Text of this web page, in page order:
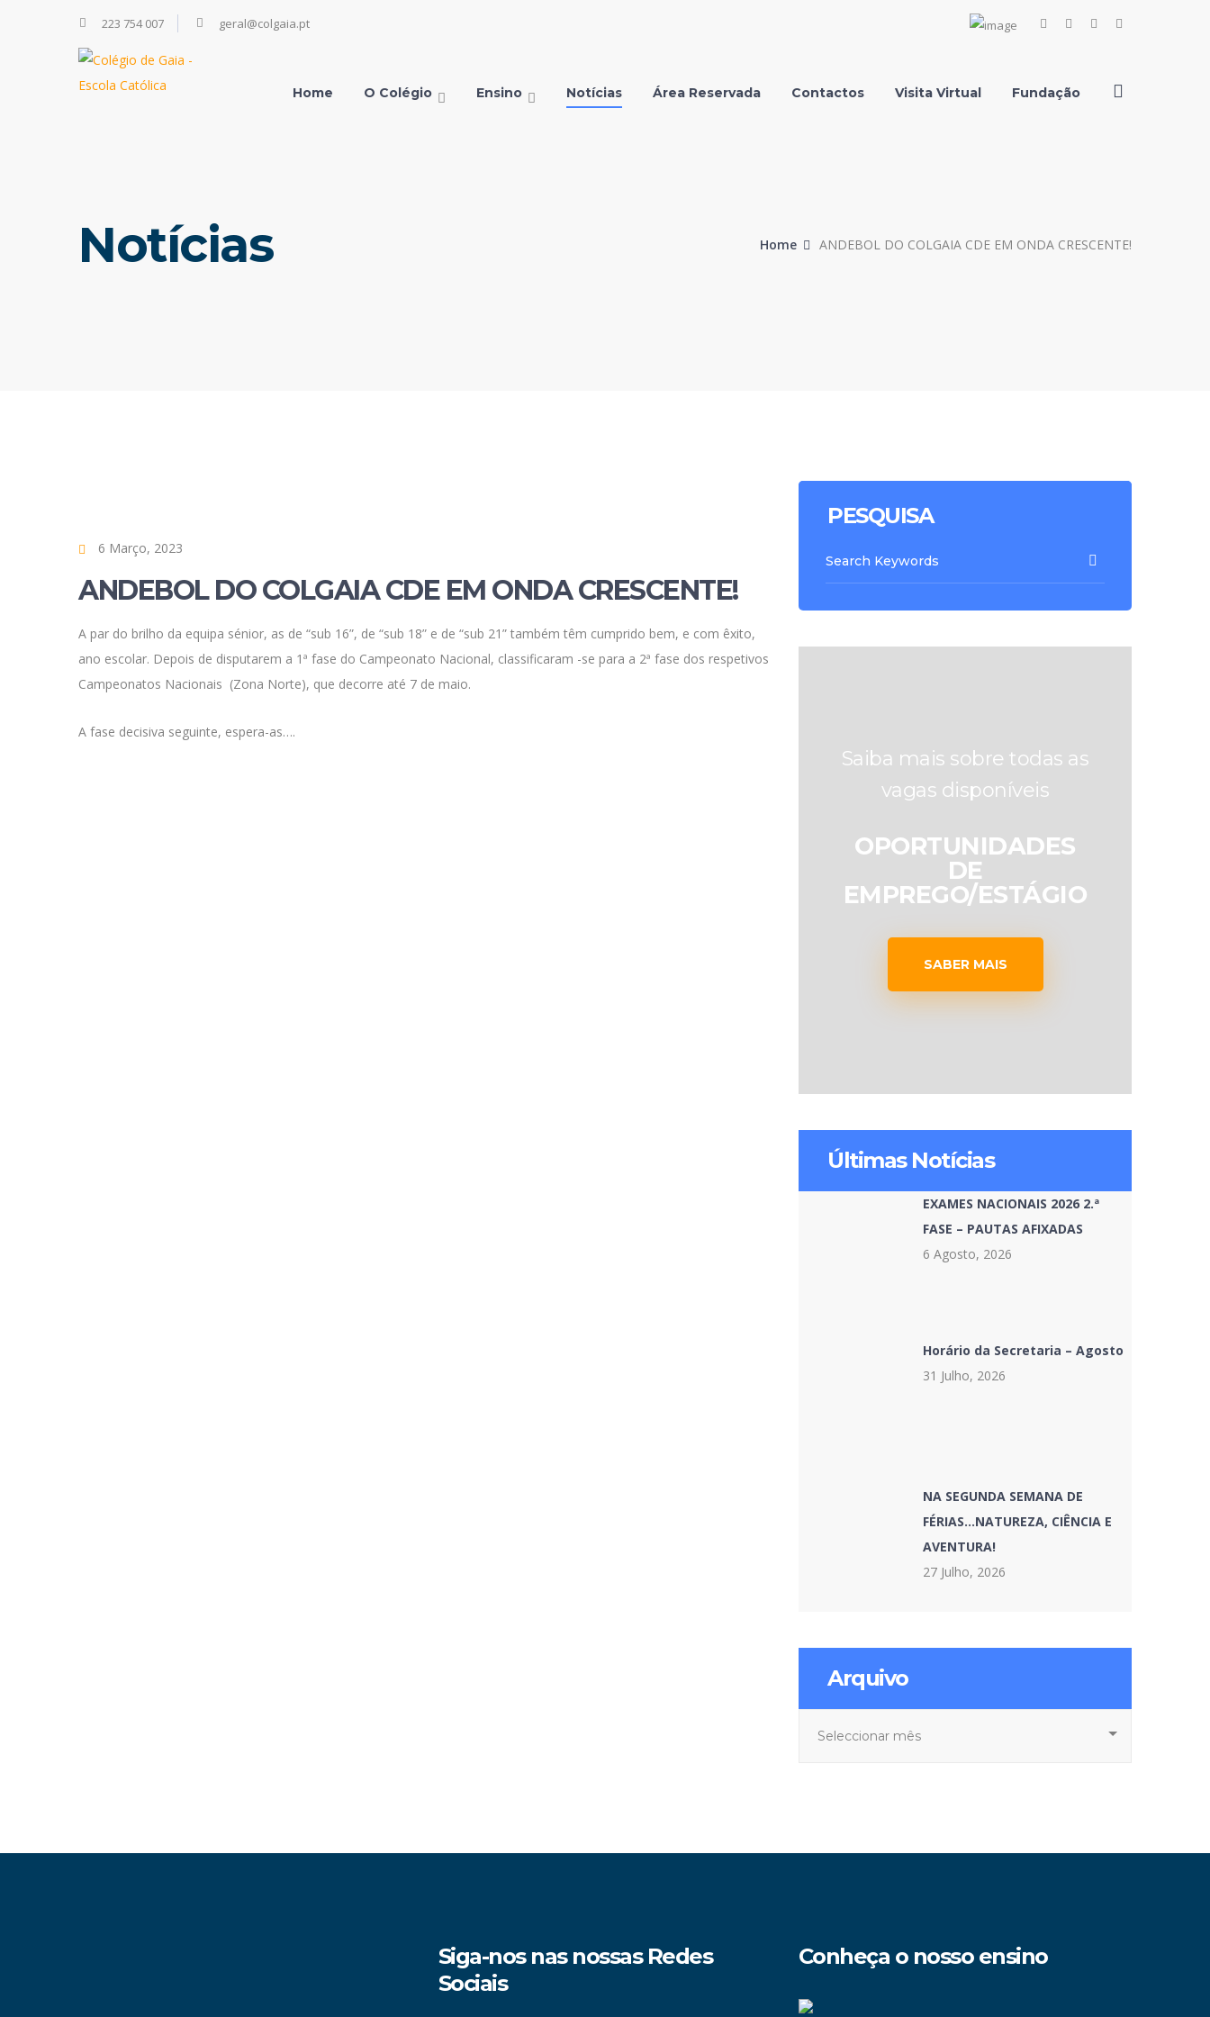
223 754 007 geral@colgaia.pt
FacebookInstagramYoutube
Home O Colégio Ensino Notícias Área Reservada Contactos Visita Virtual Fundação
Notícias Home ANDEBOL DO COLGAIA CDE EM ONDA CRESCENTE!
6 Março, 2023
ANDEBOL DO COLGAIA CDE EM ONDA CRESCENTE!
A par do brilho da equipa sénior, as de “sub 16”, de “sub 18” e de “sub 21” também têm cumprido bem, e com êxito,
ano escolar. Depois de disputarem a 1ª fase do Campeonato Nacional, classificaram -se para a 2ª fase dos respetivos
Campeonatos Nacionais (Zona Norte), que decorre até 7 de maio.
A fase decisiva seguinte, espera-as….
PESQUISA
Saiba mais sobre todas as
vagas disponíveis
OPORTUNIDADES
DE
EMPREGO/ESTÁGIO
SABER MAIS
Últimas Notícias
EXAMES NACIONAIS 2026 2.ª
FASE – PAUTAS AFIXADAS
6 Agosto, 2026
Horário da Secretaria – Agosto
31 Julho, 2026
NA SEGUNDA SEMANA DE
FÉRIAS…NATUREZA, CIÊNCIA E
AVENTURA!
27 Julho, 2026
Arquivo
Siga-nos nas nossas Redes
Sociais
Conheça o nosso ensino